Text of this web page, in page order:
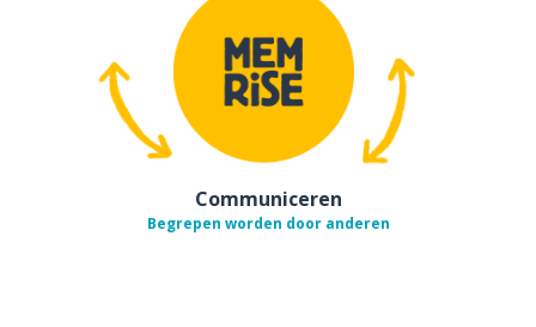
Communiceren
Begrepen worden door anderen